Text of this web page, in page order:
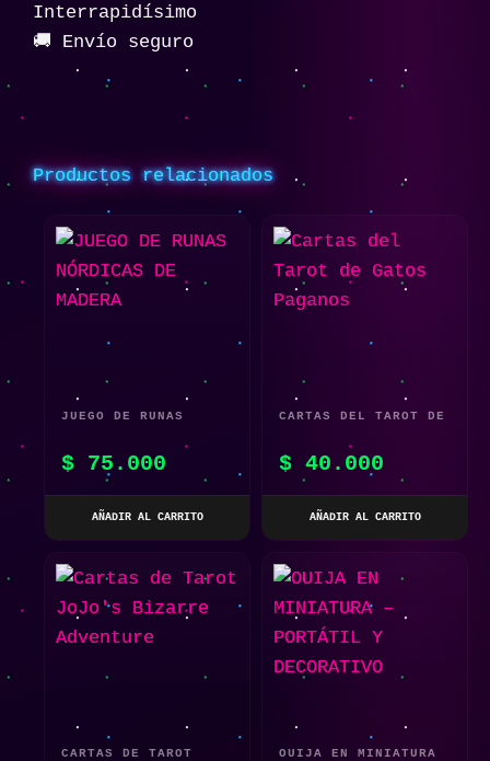
Interrapidísimo
🚚 Envío seguro
Productos relacionados
JUEGO DE RUNAS
NÓRDICAS DE MADERA
$ 75.000
AÑADIR AL CARRITO
CARTAS DEL TAROT DE
GATOS PAGANOS
$ 40.000
AÑADIR AL CARRITO
CARTAS DE TAROT OUIJA EN MINIATURA